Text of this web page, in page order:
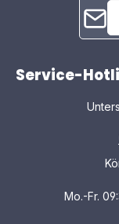
Service-
Mo.-Fr.